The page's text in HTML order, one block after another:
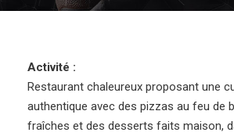
Activité :
Restaurant chaleureux proposant une
authentique avec des pizzas au feu de
fraîches et des desserts faits maison,